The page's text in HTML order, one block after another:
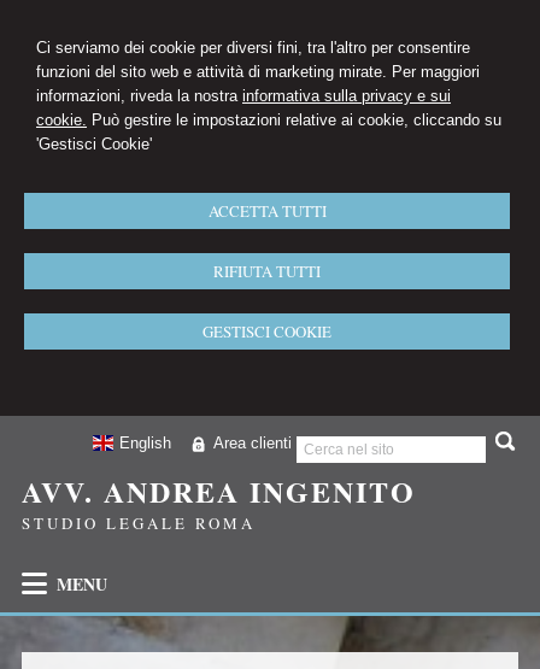
Ci serviamo dei cookie per diversi fini, tra l'altro per consentire
funzioni del sito web e attività di marketing mirate. Per maggiori
informazioni, riveda la nostra informativa sulla privacy e sui
cookie. Può gestire le impostazioni relative ai cookie, cliccando su
'Gestisci Cookie'
ACCETTA TUTTI
RIFIUTA TUTTI
GESTISCI COOKIE
Area clienti
English
AVV. ANDREA INGENITO
STUDIO LEGALE ROMA
MENU